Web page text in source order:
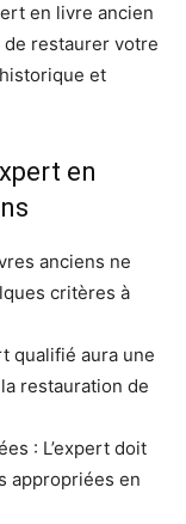
en livre ancien
de restaurer votre
et
en
anciens ne
critères à
qualifié aura une
restauration de
: L’expert doit
appropriées en